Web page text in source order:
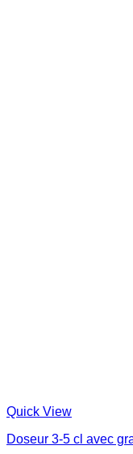
Quick View
Doseur 3-5 cl avec